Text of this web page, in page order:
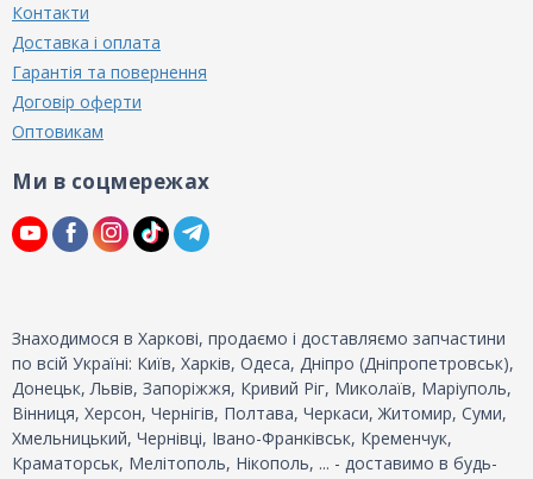
Контакти
Доставка і оплата
Гарантія та повернення
Договір оферти
Оптовикам
Ми в соцмережах
Знаходимося в Харкові, продаємо і доставляємо запчастини
по всій Україні: Київ, Харків, Одеса, Дніпро (Дніпропетровськ),
Донецьк, Львів, Запоріжжя, Кривий Ріг, Миколаїв, Маріуполь,
Вінниця, Херсон, Чернігів, Полтава, Черкаси, Житомир, Суми,
Хмельницький, Чернівці, Івано-Франківськ, Кременчук,
Краматорськ, Мелітополь, Нікополь, ... - доставимо в будь-